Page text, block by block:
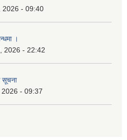
2026 - 09:40
।
2026 - 22:42
सूचना
- 09:37